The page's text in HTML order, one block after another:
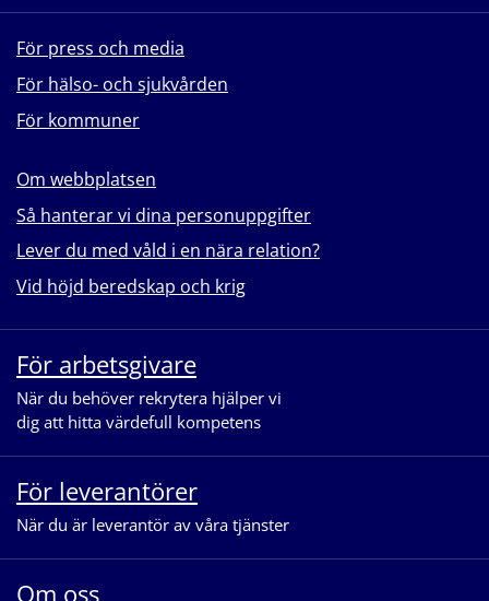
För press och media
För hälso- och sjukvården
För kommuner
Om webbplatsen
Så hanterar vi dina personuppgifter
Lever du med våld i en nära relation?
Vid höjd beredskap och krig
För arbetsgivare
När du behöver rekrytera hjälper vi
dig att hitta värdefull kompetens
För leverantörer
När du är leverantör av våra tjänster
Om oss